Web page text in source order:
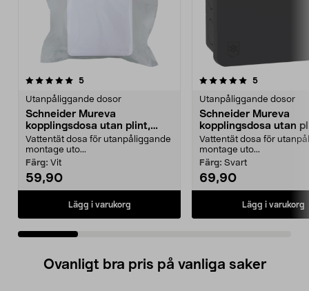
5recensioner
Utanpåliggande dosor
Schneider Mureva
kopplingsdosa utan plint,
utomhus
Vattentät dosa för utanpåliggande
montage uto...
Färg: Vit
59,90
Lägg i varukorg
5.0 av 5 stjärnor 5recensioner
Utanpåliggande dosor
Schneider Mureva
kopplingsdosa utan
utomhus
Vattentät dosa för
montage uto...
Färg: Svart
69,90
Lägg i varukorg
4.5 av 5 stjärnor
Ovanligt bra pris på vanliga saker